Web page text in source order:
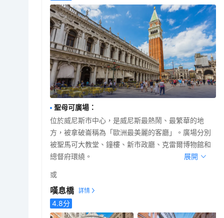
聖母可廣場 ：
位於威尼斯市中心，是威尼斯最熱鬧、最繁華的地
方，被拿破崙稱為「歐洲最美麗的客廳」。廣場分別
被聖馬可大教堂、鐘樓、新市政廳、克雷爾博物館和
總督府環繞。
展開
或
嘆息橋
4.8分